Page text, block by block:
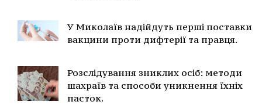
У Миколаїв надійдуть перші поставки
вакцини проти дифтерії та правця.
Розслідування зниклих осіб: методи
шахраїв та способи уникнення їхніх
пасток.